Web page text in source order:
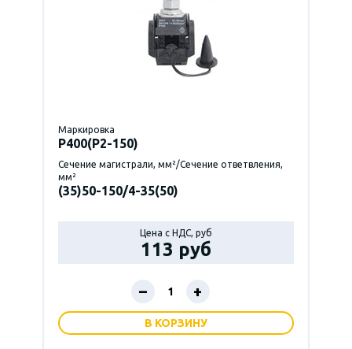
Маркировка
P400(Р2-150)
Сечение магистрали, мм²/Сечение ответвления,
мм²
(35)50-150/4-35(50)
Цена с НДС, руб
113 руб
– +
В КОРЗИНУ